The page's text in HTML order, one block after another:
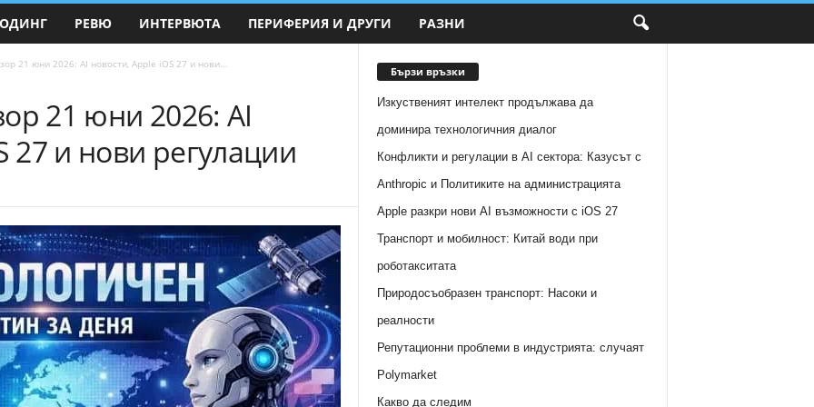
РЕВЮ ИНТЕРВЮТА ПЕРИФЕРИЯ И ДРУГИ РАЗНИ
21 юни 2026: AI новости, Apple iOS 27 и нови...
21 юни 2026: AI
27 и нови регулации
Бързи връзки
Изкуственият интелект продължава да
доминира технологичния диалог
Конфликти и регулации в AI сектора: Казусът с
Anthropic и Политиките на администрацията
Apple разкри нови AI възможности с iOS 27
Транспорт и мобилност: Китай води при
роботакситата
Природосъобразен транспорт: Насоки и
реалности
Репутационни проблеми в индустрията: случаят
Polymarket
Какво да следим